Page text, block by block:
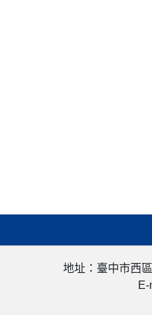
地址：臺中市西
E-